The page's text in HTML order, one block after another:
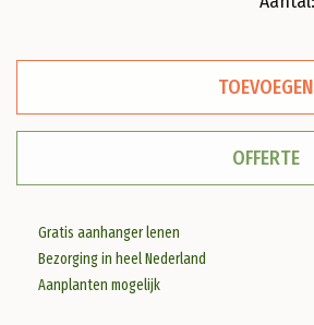
TOEVOEGEN
OFFERTE
Gratis aanhanger lenen
Bezorging in heel Nederland
Aanplanten mogelijk